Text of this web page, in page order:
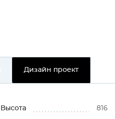
Дизайн проект
Высота 816